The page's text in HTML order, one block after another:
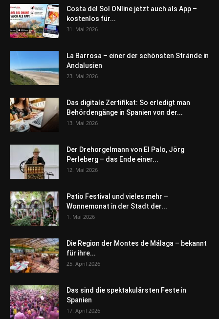
Costa del Sol ONline jetzt auch als App –
kostenlos für...
31. Mai 2026
La Barrosa – einer der schönsten Strände in
Andalusien
23. Mai 2026
Das digitale Zertifikat: So erledigt man
Behördengänge in Spanien von der...
13. Mai 2026
Der Drehorgelmann von El Palo, Jörg
Perleberg – das Ende einer...
12. Mai 2026
Patio Festival und vieles mehr –
Wonnemonat in der Stadt der...
1. Mai 2026
Die Region der Montes de Málaga – bekannt
für ihre...
25. April 2026
Das sind die spektakulärsten Feste in
Spanien
17. April 2026